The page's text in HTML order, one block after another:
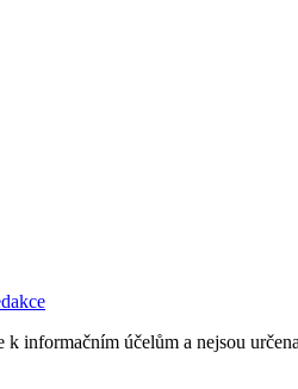
informačním účelům a nejsou